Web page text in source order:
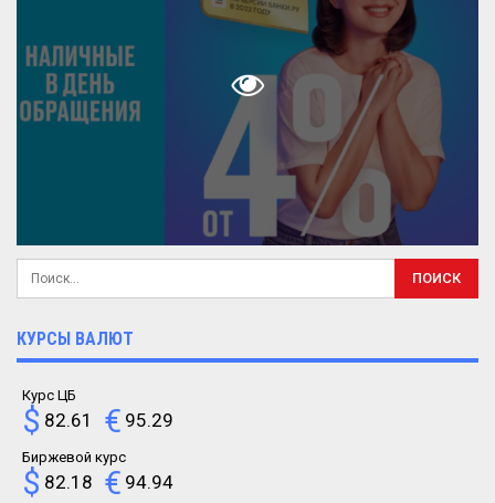
КУРСЫ ВАЛЮТ
Курс ЦБ
$ 82.61 € 95.29
Биржевой курс
$ 82.18 € 94.94